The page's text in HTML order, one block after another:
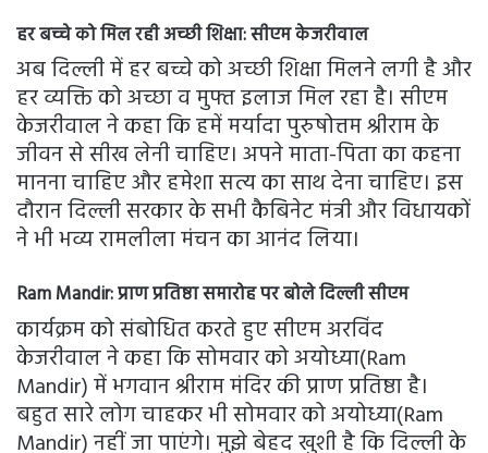
हर बच्चे को मिल रही अच्छी शिक्षा: सीएम केजरीवाल
अब दिल्ली में हर बच्चे को अच्छी शिक्षा मिलने लगी है और
हर व्यक्ति को अच्छा व मुफ्त इलाज मिल रहा है। सीएम
केजरीवाल ने कहा कि हमें मर्यादा पुरुषोत्तम श्रीराम के
जीवन से सीख लेनी चाहिए। अपने माता-पिता का कहना
मानना चाहिए और हमेशा सत्य का साथ देना चाहिए। इस
दौरान दिल्ली सरकार के सभी कैबिनेट मंत्री और विधायकों
ने भी भव्य रामलीला मंचन का आनंद लिया।
Ram Mandir:प्राण प्रतिष्ठा समारोह पर बोले दिल्ली सीएम
कार्यक्रम को संबोधित करते हुए सीएम अरविंद
केजरीवाल ने कहा कि सोमवार को अयोध्या(Ram
Mandir) में भगवान श्रीराम मंदिर की प्राण प्रतिष्ठा है।
बहुत सारे लोग चाहकर भी सोमवार को अयोध्या(Ram
Mandir) नहीं जा पाएंगे। मुझे बेहद खुशी है कि दिल्ली के